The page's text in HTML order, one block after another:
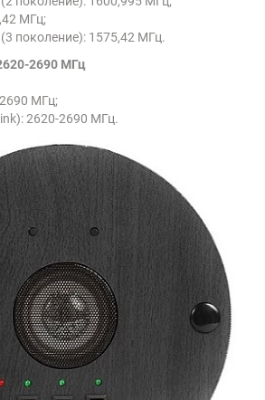
МГц;
поколение): 1575,42 МГц.
2690 МГц
МГц;
2620-2690 МГц.